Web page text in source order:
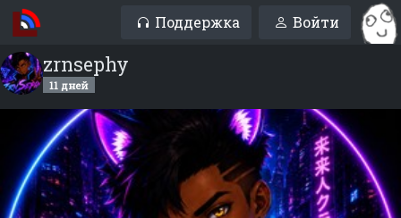
Поддержка Войти
zrnsephy
11 дней